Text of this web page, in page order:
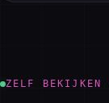
ZELF BEKIJKEN